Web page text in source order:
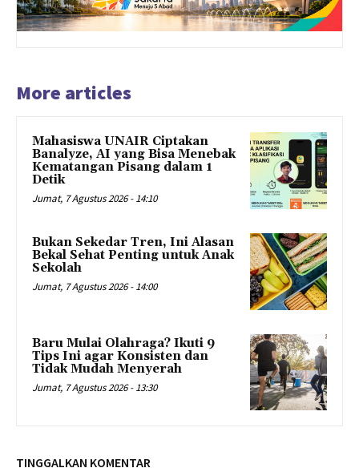
More articles
Mahasiswa UNAIR Ciptakan
Banalyze, AI yang Bisa Menebak
Kematangan Pisang dalam 1
Detik
Jumat, 7 Agustus 2026 - 14:10
Bukan Sekedar Tren, Ini Alasan
Bekal Sehat Penting untuk Anak
Sekolah
Jumat, 7 Agustus 2026 - 14:00
Baru Mulai Olahraga? Ikuti 9
Tips Ini agar Konsisten dan
Tidak Mudah Menyerah
Jumat, 7 Agustus 2026 - 13:30
TINGGALKAN KOMENTAR